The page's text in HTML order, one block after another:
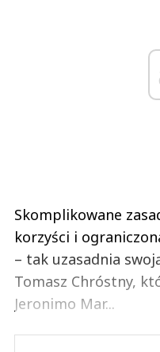
Skomplikowane
korzyści i
– tak uzasadnia
Tomasz Chróstny,
Jeronimo Mar...